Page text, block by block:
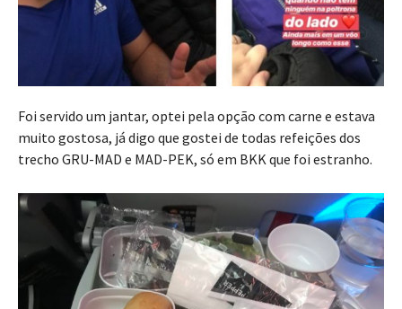
Foi servido um jantar, optei pela opção com carne e estava
muito gostosa, já digo que gostei de todas refeições dos
trecho GRU-MAD e MAD-PEK, só em BKK que foi estranho.